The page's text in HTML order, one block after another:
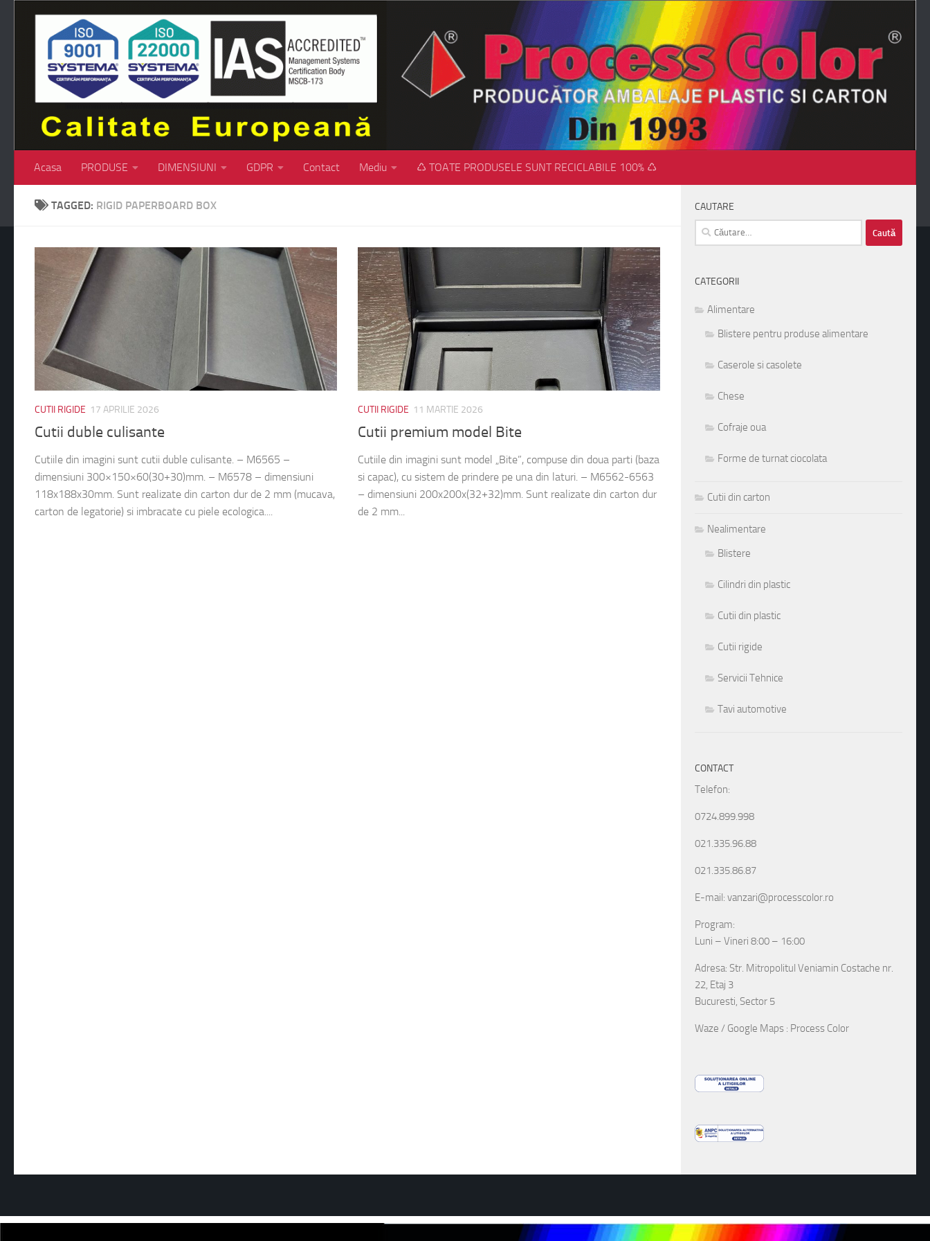
Skip to content
Acasa PRODUSE DIMENSIUNI GDPR Contact Mediu ♺ TOATE PRODUSELE SUNT RECICLABILE 100% ♺
TAGGED: RIGID PAPERBOARD BOX
CUTII RIGIDE 17 APRILIE 2026
Cutii duble culisante
Cutiile din imagini sunt cutii duble culisante. – M6565 –
dimensiuni 300×150×60(30+30)mm. – M6578 – dimensiuni
118x188x30mm. Sunt realizate din carton dur de 2 mm (mucava,
carton de legatorie) si imbracate cu piele ecologica....
CUTII RIGIDE 11 MARTIE 2026
Cutii premium model Bite
Cutiile din imagini sunt model „Bite”, compuse din doua parti (baza
si capac), cu sistem de prindere pe una din laturi. – M6562-6563
– dimensiuni 200x200x(32+32)mm. Sunt realizate din carton dur
de 2 mm...
CAUTARE
Caută
după:
CATEGORII
Alimentare
Blistere pentru produse alimentare
Caserole si casolete
Chese
Cofraje oua
Forme de turnat ciocolata
Cutii din carton
Nealimentare
Blistere
Cilindri din plastic
Cutii din plastic
Cutii rigide
Servicii Tehnice
Tavi automotive
CONTACT
Telefon:
0724.899.998
021.335.96.88
021.335.86.87
E-mail: vanzari@processcolor.ro
Program:
Luni – Vineri 8:00 – 16:00
Adresa: Str. Mitropolitul Veniamin Costache nr.
22, Etaj 3
Bucuresti, Sector 5
Waze / Google Maps : Process Color